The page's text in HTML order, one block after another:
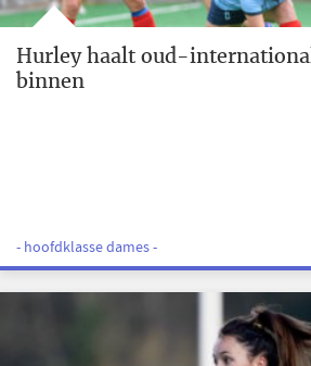
Hurley haalt oud-
binnen
- hoofdklasse dames -